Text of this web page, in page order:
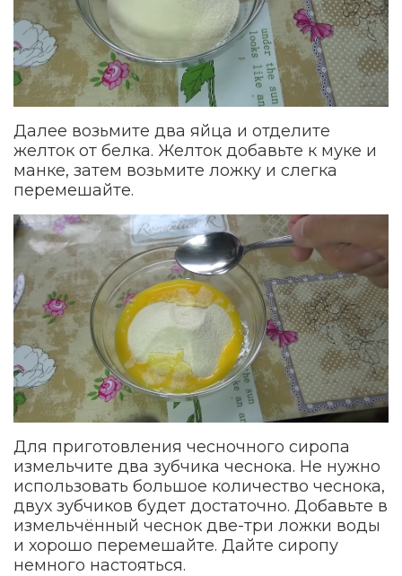
Далее возьмите два яйца и отделите
желток от белка. Желток добавьте к муке и
манке, затем возьмите ложку и слегка
перемешайте.
Для приготовления чесночного сиропа
измельчите два зубчика чеснока. Не нужно
использовать большое количество чеснока,
двух зубчиков будет достаточно. Добавьте в
измельчённый чеснок две-три ложки воды
и хорошо перемешайте. Дайте сиропу
немного настояться.